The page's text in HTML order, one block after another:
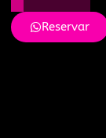
Reservar